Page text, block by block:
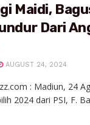
Maidi,
Dari
AUGUST 24, 2024
: Madiun, 24
2024 dari PSI, F.